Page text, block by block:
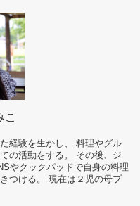
経験を生かし、 料理やグル
の活動をする。 その後、ジ
やクックパッドで自身の料理
つける。 現在は２児の母ブ